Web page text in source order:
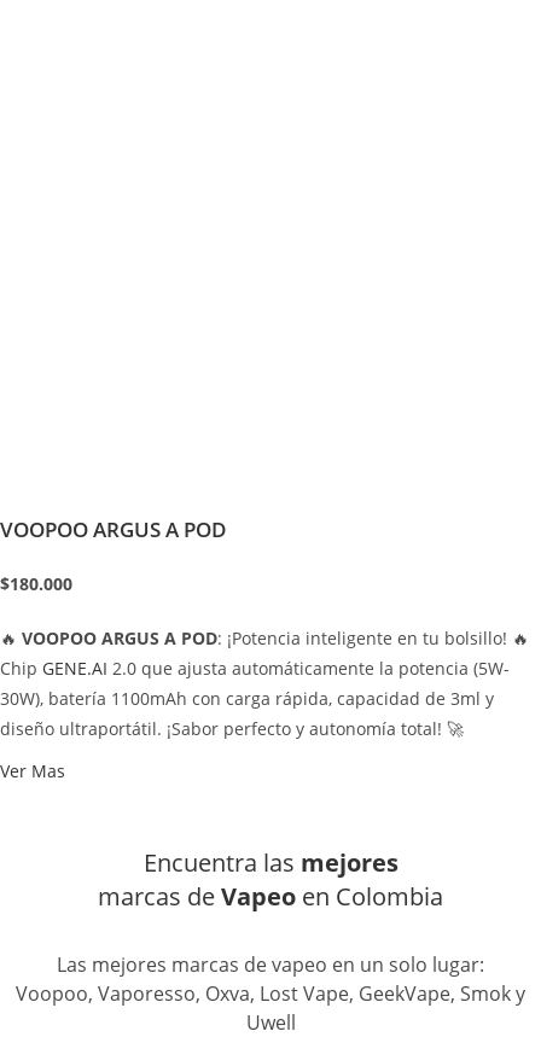
VOOPOO ARGUS A POD
$180.000
🔥 VOOPOO ARGUS A POD: ¡Potencia inteligente en tu bolsillo! 🔥
Chip GENE.AI 2.0 que ajusta automáticamente la potencia (5W-
30W), batería 1100mAh con carga rápida, capacidad de 3ml y
diseño ultraportátil. ¡Sabor perfecto y autonomía total! 🚀
Ver Mas
Encuentra las mejores
marcas deVapeo en Colombia
Las mejores marcas de vapeo en un solo lugar:
Voopoo, Vaporesso, Oxva, Lost Vape, GeekVape, Smok y
Uwell